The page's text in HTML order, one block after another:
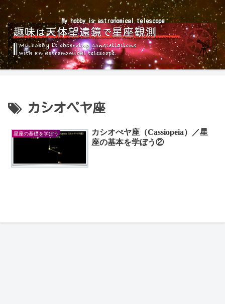
My hobby is astronomical telescope
カシオペヤ座
星座の基礎を学ぼう
カシオぺヤ座（Cassiopeia）／星
座の基本を学ぼう②